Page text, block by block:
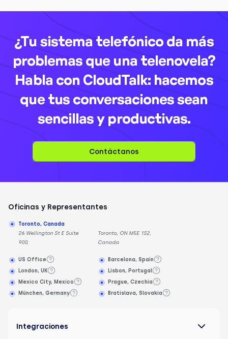
¿Tu sistema telefónico da más
problemas que una telenovela?
Habla con CloudTalk: hacemos
que tus conversaciones sean
sencillas y productivas.
Contáctanos
Oficinas y Representantes
Toronto, Canada
26 Wellington St E Suite
900,
Toronto, ON M5E 1S2,
Canada
US Office
London, UK
Mexico City, Mexico
München, Germany
Barcelona, Spain
Lisbon, Portugal
Prague, Czechia
Bratislava, Slovakia
Integraciones